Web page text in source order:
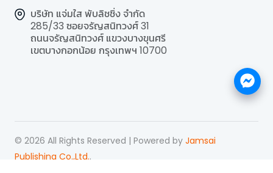
บริษัท แจ่มใส พับลิชชิ่ง จำกัด
285/33 ซอยจรัญสนิทวงศ์ 31
ถนนจรัญสนิทวงศ์ แขวงบางขุนศรี
เขตบางกอกน้อย กรุงเทพฯ 10700
© 2026 All Rights Reserved | Powered by Jamsai
Publishing Co.,Ltd..